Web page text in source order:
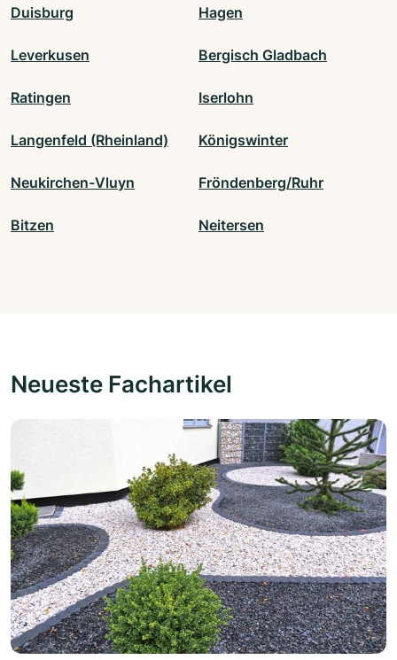
Duisburg Hagen
Leverkusen Bergisch Gladbach
Ratingen Iserlohn
Langenfeld (Rheinland) Königswinter
Neukirchen-Vluyn Fröndenberg/Ruhr
Bitzen Neitersen
Neueste Fachartikel